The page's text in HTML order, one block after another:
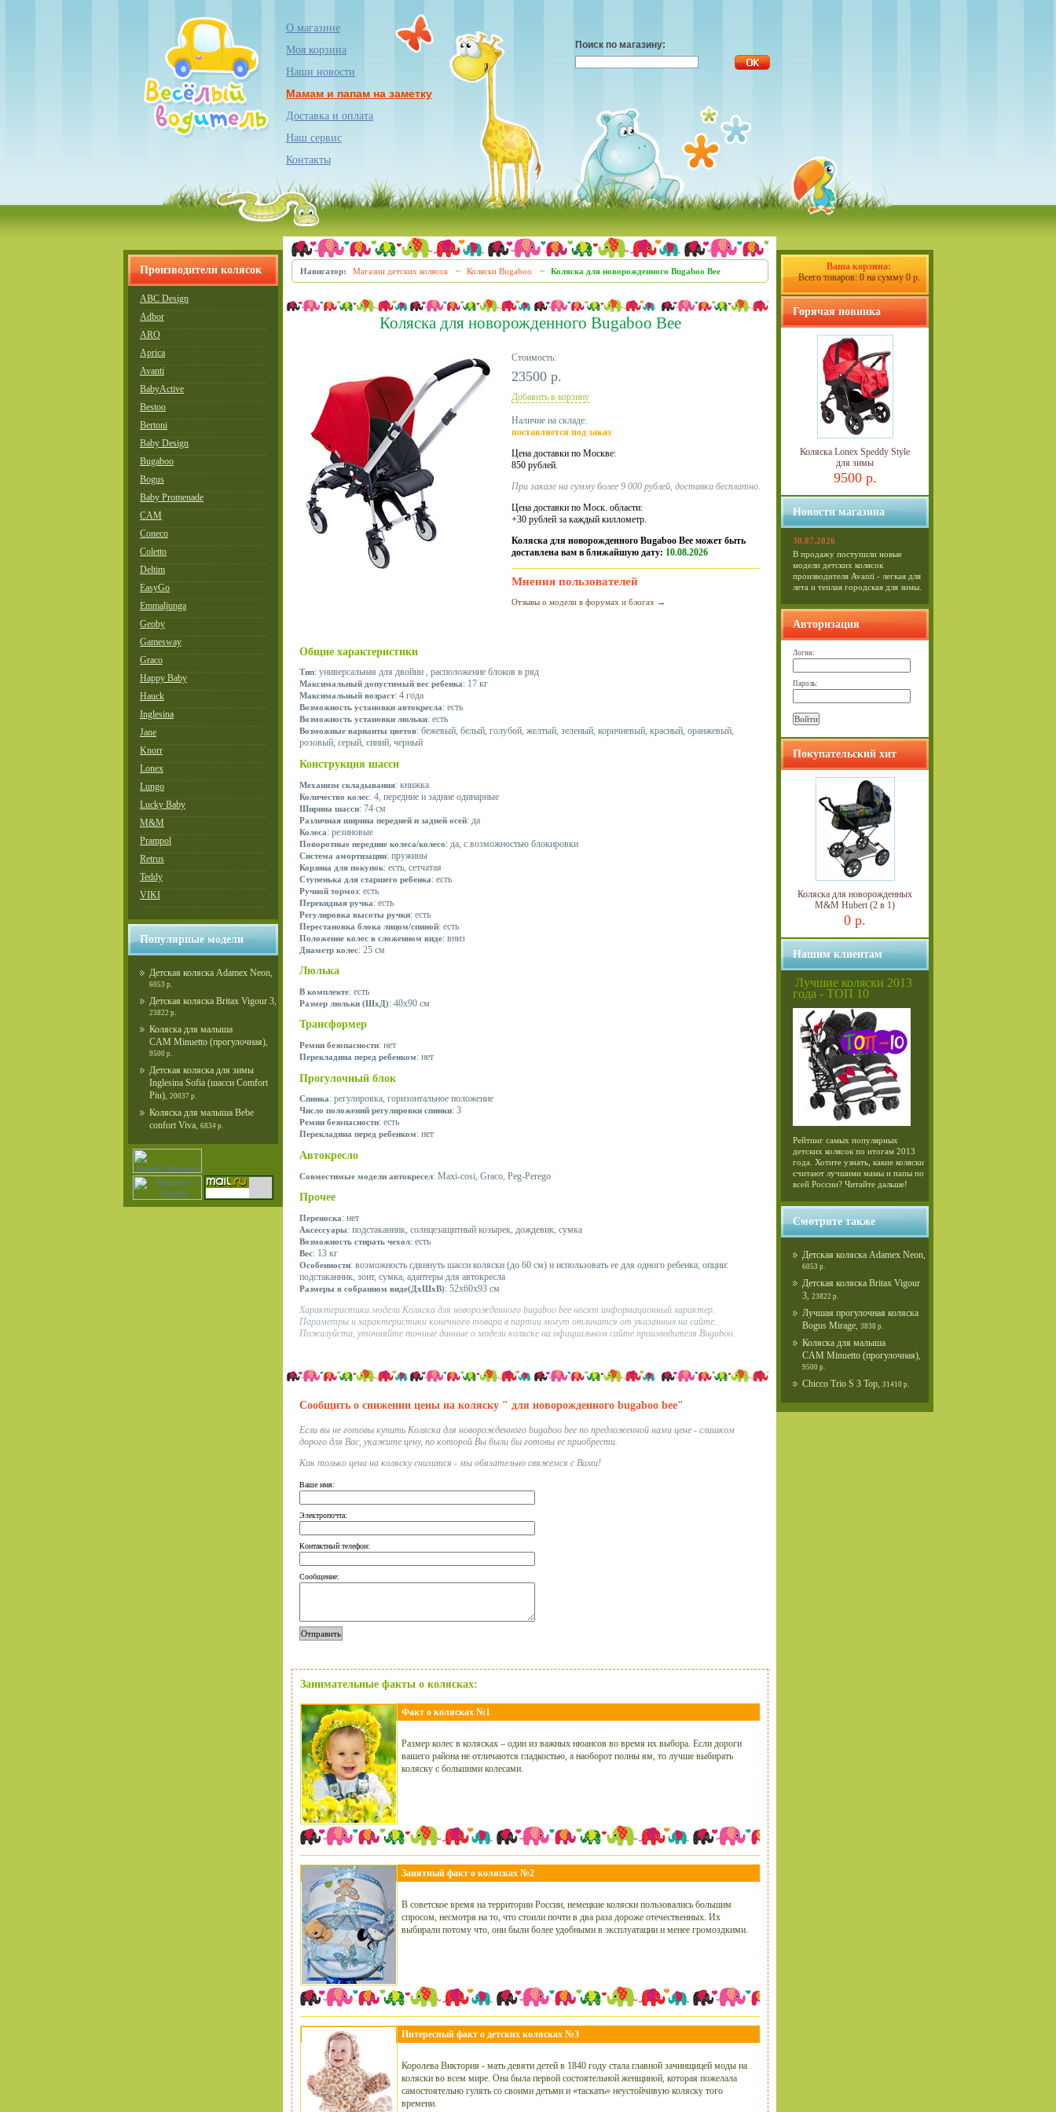
О магазине
Моя корзина
Наши новости
Мамам и папам на заметку
Доставка и оплата
Наш сервис
Контакты
Поиск по магазину:
Производители колясок
ABC Design
Adbor
ARO
Aprica
Avanti
BabyActive
Bestoo
Bertoni
Baby Design
Bugaboo
Bogus
Baby Promenade
CAM
Coneco
Coletto
Deltim
EasyGo
Emmaljunga
Geoby
Gamesway
Graco
Happy Baby
Hauck
Inglesina
Jane
Knorr
Lonex
Lungo
Lucky Baby
M&M
Prampol
Retrus
Teddy
VIKI
Популярные модели
Детская коляска Adamex Neon
6053 р.
Детская коляска Britax Vigour 3
23822 р.
Коляска для малыша
CAM Minuetto (прогулочная)
9500 р.
Детская коляска для зимы
Inglesina Sofia (шасси Comfort
Piu) 20037 р.
Коляска для малыша Bebe
confort Viva 6834 р.
Навигатор: Магазин детских колясок ~ Коляски Bugaboo ~ Коляска для новорожденного Bugaboo Bee
Коляска для новорожденного Bugaboo Bee
Стоимость:
23500 р.
Добавить в корзину
Наличие на складе:
поставляется под заказ
Цена доставки по Москве:
850 рублей.
При заказе на сумму более 9 000 рублей, доставка бесплатно.
Цена доставки по Моск. области:
+30 рублей за каждый киллометр.
Коляска для новорожденного Bugaboo Bee может быть
доставлена вам в ближайшую дату: 10.08.2026
Мнения пользователей
Отзывы о модели в форумах и блогах →
Общие характеристики
Тип: универсальная для двойни , расположение блоков в ряд
Максимальный допустимый вес ребенка: 17 кг
Максимальный возраст: 4 года
Возможность установки автокресла: есть
Возможность установки люльки: есть
Возможные варианты цветов: бежевый, белый, голубой, желтый, зеленый, коричневый, красный, оранжевый,
розовый, серый, синий, черный
Конструкция шасси
Механизм складывания: книжка
Количество колес: 4, передние и задние одинарные
Ширина шасси: 74 см
Различная ширина передней и задней осей: да
Колеса: резиновые
Поворотные передние колеса/колесо: да, с возможностью блокировки
Система амортизации: пружины
Корзина для покупок: есть, сетчатая
Ступенька для старшего ребенка: есть
Ручной тормоз: есть
Перекидная ручка: есть
Регулировка высоты ручки: есть
Перестановка блока лицом/спиной: есть
Положение колес в сложенном виде: вниз
Диаметр колес: 25 см
Люлька
В комплекте: есть
Размер люльки (ШxД): 40x90 см
Трансформер
Ремни безопасности: нет
Перекладина перед ребенком: нет
Прогулочный блок
Спинка: регулировка, горизонтальное положение
Число положений регулировки спинки: 3
Ремни безопасности: есть
Перекладина перед ребенком: нет
Автокресло
Совместимые модели автокресел: Maxi-cosi, Graco, Peg-Perego
Прочее
Переноска: нет
Аксессуары: подстаканник, солнцезащитный козырек, дождевик, сумка
Возможность стирать чехол: есть
Вес: 13 кг
Особенности: возможность сдвинуть шасси коляски (до 60 см) и использовать ее для одного ребенка; опции:
подстаканник, зонт, сумка, адаптеры для автокресла
Размеры в собранном виде(ДхШхВ): 52х60х93 см
Характеристики модели Коляска для новорожденного bugaboo bee носят информационный характер.
Параметры и характеристики конечного товара в партии могут отличатся от указанных на сайте.
Пожалуйста, уточняйте точные данные о модели коляске на официальном сайте производителя Bugaboo.
Сообщить о снижении цены на коляску " для новорожденного bugaboo bee"
Если вы не готовы купить Коляска для новорожденного bugaboo bee по предложенной нами цене - слишком
дорого для Вас, укажите цену, по которой Вы были бы готовы ее приобрести.
Как только цена на коляску снизится - мы обязательно свяжемся с Вами!
Ваше имя:
Электропочта:
Контактный телефон:
Сообщение:
Занимательные факты о колясках:
Факт о колясках №1
Размер колес в колясках – один из важных нюансов во время их выбора. Если дороги
вашего района не отличаются гладкостью, а наоборот полны ям, то лучше выбирать
коляску с большими колесами.
Занятный факт о колясках №2
В советское время на территории России, немецкие коляски пользовались большим
спросом, несмотря на то, что стоили почти в два раза дороже отечественных. Их
выбирали потому что, они были более удобными в эксплуатации и менее громоздкими.
Интересный факт о детских колясках №3
Королева Виктория - мать девяти детей в 1840 году стала главной зачинщицей моды на
коляски во всем мире. Она была первой состоятельной женщиной, которая пожелала
самостоятельно гулять со своими детьми и «таскать» неустойчивую коляску того
времени.
Ваша корзина:
Всего товаров: 0 на сумму 0 р.
Горячая новинка
Коляска Lonex Speddy Style
для зимы
9500 р.
Новости магазина
30.07.2026
В продажу поступили новые
модели детских колясок
производителя Avanti - легкая для
лета и теплая городская для зимы.
Авторизация
Логин:
Пароль:
Покупательский хит
Коляска для новорожденных
M&M Hubert (2 в 1)
0 р.
Нашим клиентам
Лучшие коляски 2013
года - ТОП 10
Рейтинг самых популярных
детских колясок по итогам 2013
года. Хотите узнать, какие коляски
считают лучшими мамы и папы по
всей России? Читайте дальше!
Смотрите также
Детская коляска Adamex Neon
6053 р.
Детская коляска Britax Vigour
3 23822 р.
Лучшая прогулочная коляска
Bogus Mirage 3838 р.
Коляска для малыша
CAM Minuetto (прогулочная)
9500 р.
Chicco Trio S 3 Top 31410 р.